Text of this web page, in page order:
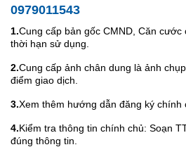
0979011543
1.Cung cấp bản gốc CMND, Căn cước
thời hạn sử dụng.
2.Cung cấp ảnh chân dung là ảnh
điểm giao dịch.
3.Xem thêm hướng dẫn đăng ký chính
4.Kiểm tra thông tin chính chủ: Soạn
đúng thông tin.